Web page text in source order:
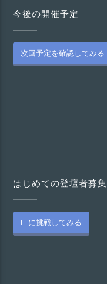
今後の開催予定
次回予定を確認してみる
はじめての登壇者募集
LTに挑戦してみる